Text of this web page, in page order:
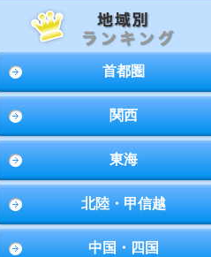
首都圏
関西
東海
北陸・甲信越
中国・四国